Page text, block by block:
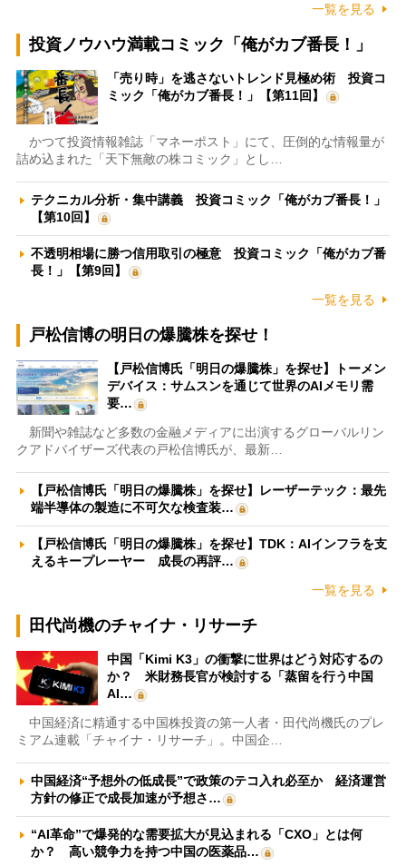
一覧を見る
投資ノウハウ満載コミック「俺がカブ番長！」
「売り時」を逃さないトレンド見極め術 投資コ
ミック「俺がカブ番長！」【第11回】
かつて投資情報雑誌「マネーポスト」にて、圧倒的な情報量が
詰め込まれた「天下無敵の株コミック」とし…
テクニカル分析・集中講義 投資コミック「俺がカブ番長！」
【第10回】
不透明相場に勝つ信用取引の極意 投資コミック「俺がカブ番
長！」【第9回】
一覧を見る
戸松信博の明日の爆騰株を探せ！
【戸松信博氏「明日の爆騰株」を探せ】トーメン
デバイス：サムスンを通じて世界のAIメモリ需
要…
新聞や雑誌など多数の金融メディアに出演するグローバルリン
クアドバイザーズ代表の戸松信博氏が、最新…
【戸松信博氏「明日の爆騰株」を探せ】レーザーテック：最先
端半導体の製造に不可欠な検査装…
【戸松信博氏「明日の爆騰株」を探せ】TDK：AIインフラを支
えるキープレーヤー 成長の再評…
一覧を見る
田代尚機のチャイナ・リサーチ
中国「Kimi K3」の衝撃に世界はどう対応するの
か？ 米財務長官が検討する「蒸留を行う中国
AI…
中国経済に精通する中国株投資の第一人者・田代尚機氏のプレ
ミアム連載「チャイナ・リサーチ」。中国企…
中国経済“予想外の低成長”で政策のテコ入れ必至か 経済運営
方針の修正で成長加速が予想さ…
“AI革命”で爆発的な需要拡大が見込まれる「CXO」とは何
か？ 高い競争力を持つ中国の医薬品…